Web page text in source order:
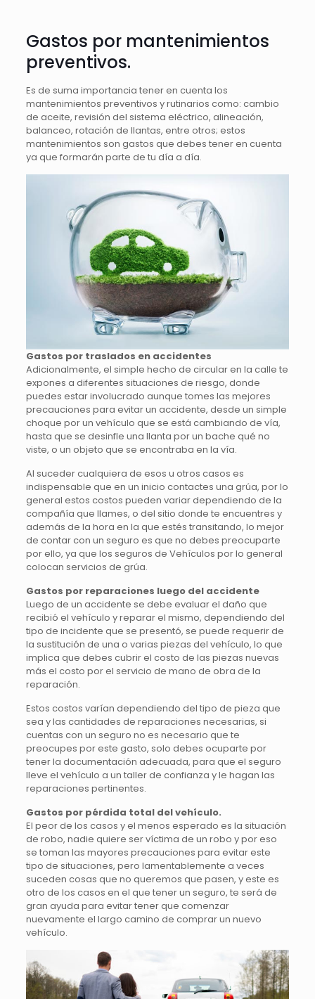
Gastos por mantenimientos
preventivos.
Es de suma importancia tener en cuenta los
mantenimientos preventivos y rutinarios como: cambio
de aceite, revisión del sistema eléctrico, alineación,
balanceo, rotación de llantas, entre otros; estos
mantenimientos son gastos que debes tener en cuenta
ya que formarán parte de tu día a día.
Gastos por traslados en accidentes
Adicionalmente, el simple hecho de circular en la calle te
expones a diferentes situaciones de riesgo, donde
puedes estar involucrado aunque tomes las mejores
precauciones para evitar un accidente, desde un simple
choque por un vehículo que se está cambiando de vía,
hasta que se desinfle una llanta por un bache qué no
viste, o un objeto que se encontraba en la vía.
Al suceder cualquiera de esos u otros casos es
indispensable que en un inicio contactes una grúa, por lo
general estos costos pueden variar dependiendo de la
compañía que llames, o del sitio donde te encuentres y
además de la hora en la que estés transitando, lo mejor
de contar con un seguro es que no debes preocuparte
por ello, ya que los seguros de Vehículos por lo general
colocan servicios de grúa.
Gastos por reparaciones luego del accidente
Luego de un accidente se debe evaluar el daño que
recibió el vehículo y reparar el mismo, dependiendo del
tipo de incidente que se presentó, se puede requerir de
la sustitución de una o varias piezas del vehículo, lo que
implica que debes cubrir el costo de las piezas nuevas
más el costo por el servicio de mano de obra de la
reparación.
Estos costos varían dependiendo del tipo de pieza que
sea y las cantidades de reparaciones necesarias, si
cuentas con un seguro no es necesario que te
preocupes por este gasto, solo debes ocuparte por
tener la documentación adecuada, para que el seguro
lleve el vehículo a un taller de confianza y le hagan las
reparaciones pertinentes.
Gastos por pérdida total del vehículo.
El peor de los casos y el menos esperado es la situación
de robo, nadie quiere ser víctima de un robo y por eso
se toman las mayores precauciones para evitar este
tipo de situaciones, pero lamentablemente a veces
suceden cosas que no queremos que pasen, y este es
otro de los casos en el que tener un seguro, te será de
gran ayuda para evitar tener que comenzar
nuevamente el largo camino de comprar un nuevo
vehículo.